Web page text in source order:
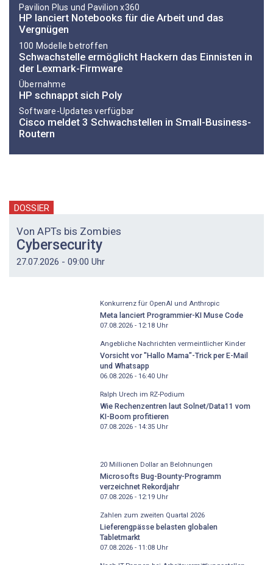
Pavilion Plus und Pavilion x360
HP lanciert Notebooks für die Arbeit und das
Vergnügen
100 Modelle betroffen
Schwachstelle ermöglicht Hackern das Einnisten in
der Lexmark-Firmware
Übernahme
HP schnappt sich Poly
Software-Updates verfügbar
Cisco meldet 3 Schwachstellen in Small-Business-
Routern
DOSSIER
Von APTs bis Zombies
Cybersecurity
27.07.2026 - 09:00 Uhr
Konkurrenz für OpenAI und Anthropic
Meta lanciert Programmier-KI Muse Code
07.08.2026 - 12:18Uhr
Angebliche Nachrichten vermeintlicher Kinder
Vorsicht vor "Hallo Mama"-Trick per E-Mail
und Whatsapp
06.08.2026 - 16:40Uhr
Ralph Urech im RZ-Podium
Wie Rechenzentren laut Solnet/Data11 vom
KI-Boom profitieren
07.08.2026 - 14:35Uhr
20 Millionen Dollar an Belohnungen
Microsofts Bug-Bounty-Programm
verzeichnet Rekordjahr
07.08.2026 - 12:19Uhr
Zahlen zum zweiten Quartal 2026
Lieferengpässe belasten globalen
Tabletmarkt
07.08.2026 - 11:08Uhr